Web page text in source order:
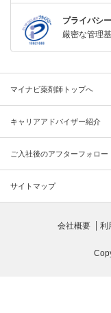
プライバシ
厳密な管理
マイナビ薬剤師トップへ
キャリアアドバイザー紹介
ご入社後のアフターフォロー
サイトマップ
会社概要 利